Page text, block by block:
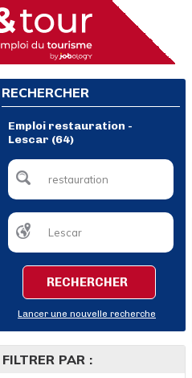
RECHERCHER
Emploi restauration -
Lescar (64)
RECHERCHER
Lancer une nouvelle recherche
FILTRER PAR :